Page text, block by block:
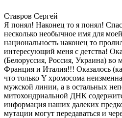
Ставров Сергей
Я понял! Наконец то я понял!
несколько необычное имя для
национальность наконец то
интересующий меня с детства!
(Белоруссия, Россия, Украина) во
Франция и Италия!!! Оказалось
что только Y хромосома
мужской линии, а в остальных
митохондриальной ДНК
информация наших далеких
мутации могут передаваться и